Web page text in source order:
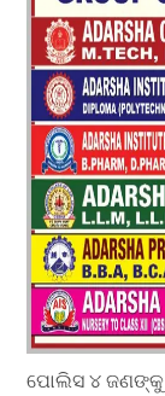
ପୋଲିସ ୪ ଜଣଙ୍କୁ